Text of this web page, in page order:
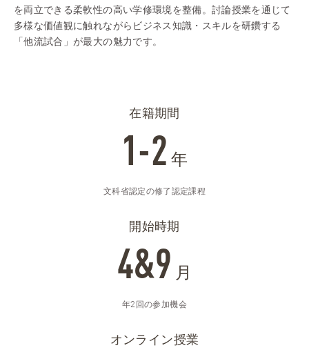
を両立できる柔軟性の高い学修環境を整備。討論授業を通じて
多様な価値観に触れながらビジネス知識・スキルを研鑽する
「他流試合」が最大の魅力です。
在籍期間
1-2 年
文科省認定の修了認定課程
開始時期
4&9 月
年2回の参加機会
オンライン授業